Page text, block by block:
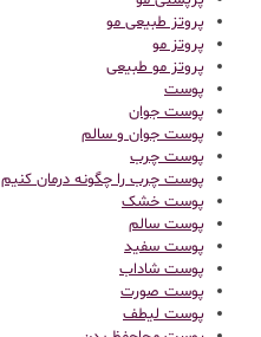
پروتز طبیعی مو
پروتز مو
پروتز مو طبیعی
پوست
پوست جوان
پوست جوان و سالم
پوست چرب
پوست چرب را چگونه درمان کنیم
پوست خشک
پوست سالم
پوست سفید
پوست شاداب
پوست صورت
پوست لیطف